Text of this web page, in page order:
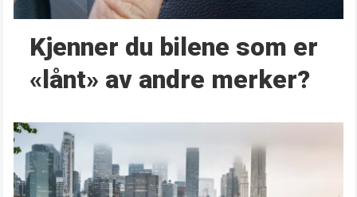
Kjenner du bilene som er
«lånt» av andre merker?